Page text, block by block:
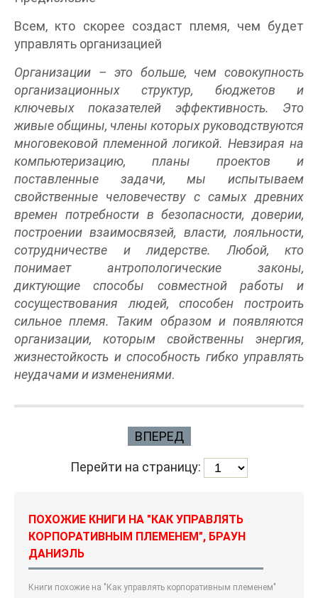
Всем, кто скорее создаст племя, чем будет
управлять организацией
Организации – это больше, чем совокупность
организационных структур, бюджетов и
ключевых показателей эффективность. Это
живые общины, члены которых руководствуются
многовековой племенной логикой. Невзирая на
компьютеризацию, планы проектов и
поставленные задачи, мы испытываем
свойственные человечеству с самых древних
времен потребности в безопасности, доверии,
построении взаимосвязей, власти, лояльности,
сотрудничестве и лидерстве. Любой, кто
понимает антропологические законы,
диктующие способы совместной работы и
сосуществования людей, способен построить
сильное племя. Таким образом и появляются
организации, которым свойственны энергия,
жизнестойкость и способность гибко управлять
неудачами и изменениями.
ВПЕРЕД
Перейти на страницу:
ПОХОЖИЕ КНИГИ НА "КАК УПРАВЛЯТЬ
КОРПОРАТИВНЫМ ПЛЕМЕНЕМ", БРАУН
ДАНИЭЛЬ
Книги похожие на "Как управлять корпоративным племенем"